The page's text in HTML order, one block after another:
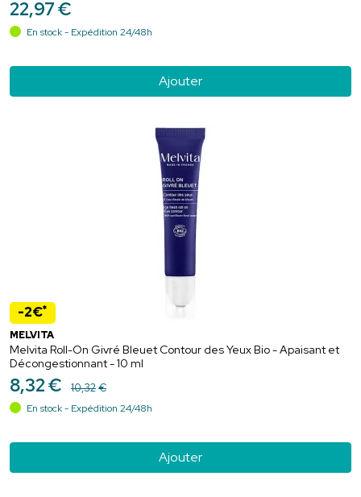
22,97€
En stock - Expédition 24/48h
Ajouter
-2€*
MELVITA
Melvita Roll-On Givré Bleuet Contour des Yeux Bio - Apaisant et
Décongestionnant - 10 ml
8,32€ 10,32€
En stock - Expédition 24/48h
Ajouter